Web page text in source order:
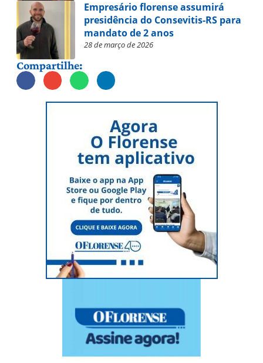
Empresário florense assumirá
presidência do Consevitis-RS para
mandato de 2 anos
28 de março de 2026
Compartilhe: